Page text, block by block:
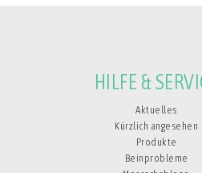
HILFE &
Aktuelles
Kürzlich angesehen
Produkte
Beinprobleme